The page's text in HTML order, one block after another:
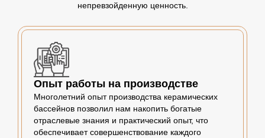
непревзойденную ценность.
Опыт работы на производстве
Многолетний опыт производства керамических
бассейнов позволил нам накопить богатые
отраслевые знания и практический опыт, что
обеспечивает совершенствование каждого